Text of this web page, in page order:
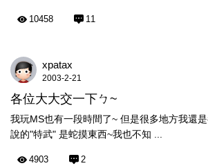
10458 11
xpatax
2003-2-21
各位大大交一下ㄅ~
我玩MS也有一段時間了~ 但是很多地方我還
說的"特武" 是蛇摸東西~我也不知 ...
4903 2